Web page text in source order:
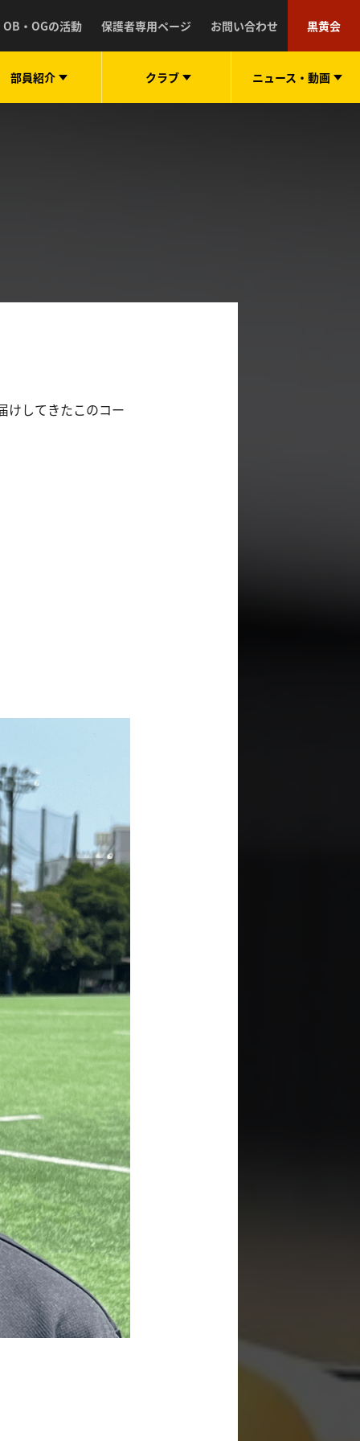
OB・OGの活動 保護者専用ページ お問い合わせ 黒黄会
部員紹介 クラブ ニュース・ 動画
けしてきたこのコー